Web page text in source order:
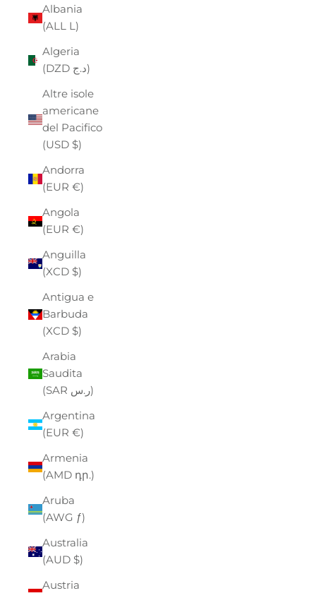
Albania
(ALL L)
Algeria
(DZD د.ج)
Altre isole
americane
del Pacifico
(USD $)
Andorra
(EUR €)
Angola
(EUR €)
Anguilla
(XCD $)
Antigua e
Barbuda
(XCD $)
Arabia
Saudita
(SAR ر.س)
Argentina
(EUR €)
Armenia
(AMD դր.)
Aruba
(AWG ƒ)
Australia
(AUD $)
Austria